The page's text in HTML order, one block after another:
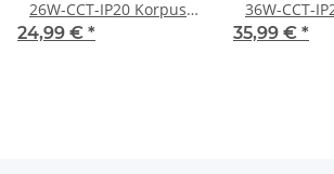
26W-CCT-IP20 Korpus
weiß
24,99 € *
36W-CCT-
35,99 € *